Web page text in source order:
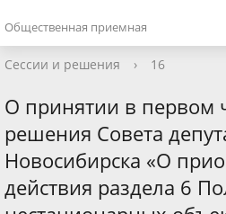
Общественная приемная
Сессии и решения › 16
О принятии в первом
решения Совета
Новосибирска «О
действия раздела 6